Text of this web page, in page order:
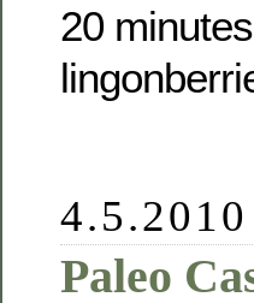
20
4.5.2010
Paleo